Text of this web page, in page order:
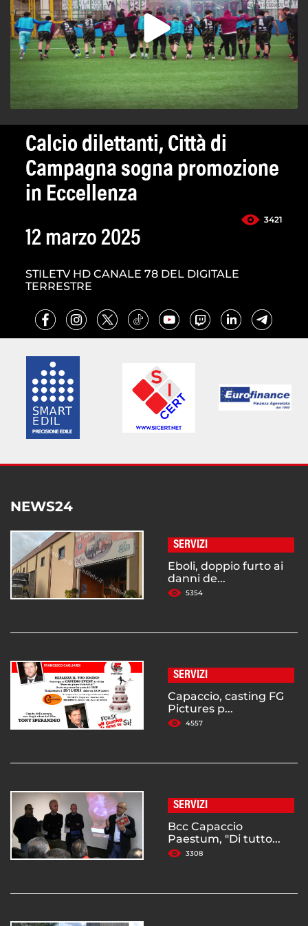
Calcio dilettanti, Città di
Campagna sogna promozione
in Eccellenza
3421
12 marzo 2025
STILETV HD CANALE 78 DEL DIGITALE
TERRESTRE
NEWS24
SERVIZI
Eboli, doppio furto ai
danni de...
5354
SERVIZI
Capaccio, casting FG
Pictures p...
4557
SERVIZI
Bcc Capaccio
Paestum, "Di tutto...
3308